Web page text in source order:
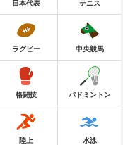
日本代表 テニス
ラグビー 中央競馬
格闘技 バドミントン
陸上 水泳